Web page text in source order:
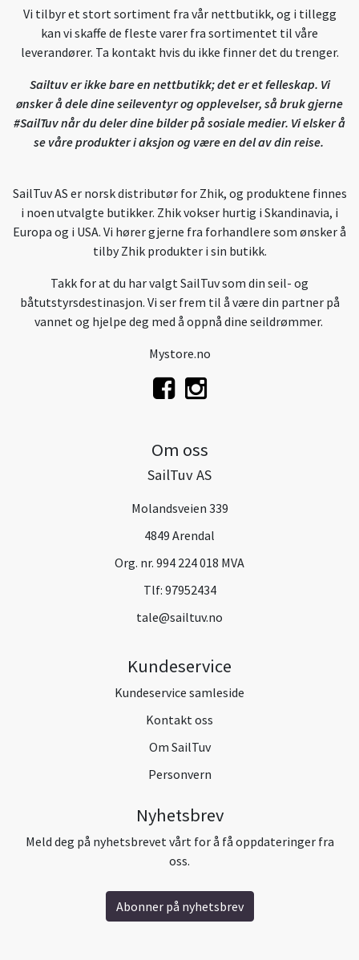
Vi tilbyr et stort sortiment fra vår nettbutikk, og i tillegg
kan vi skaffe de fleste varer fra sortimentet til våre
leverandører. Ta kontakt hvis du ikke finner det du trenger.
Sailtuv er ikke bare en nettbutikk; det er et felleskap. Vi
ønsker å dele dine seileventyr og opplevelser, så bruk gjerne
#SailTuv når du deler dine bilder på sosiale medier. Vi elsker å
se våre produkter i aksjon og være en del av din reise.
SailTuv AS er norsk distributør for Zhik, og produktene finnes
i noen utvalgte butikker. Zhik vokser hurtig i Skandinavia, i
Europa og i USA. Vi hører gjerne fra forhandlere som ønsker å
tilby Zhik produkter i sin butikk.
Takk for at du har valgt SailTuv som din seil- og
båtutstyrsdestinasjon. Vi ser frem til å være din partner på
vannet og hjelpe deg med å oppnå dine seildrømmer.
Mystore.no
Om oss
SailTuv AS
Molandsveien 339
4849 Arendal
Org. nr. 994 224 018 MVA
Tlf: 97952434
tale@sailtuv.no
Kundeservice
Kundeservice samleside
Kontakt oss
Om SailTuv
Personvern
Nyhetsbrev
Meld deg på nyhetsbrevet vårt for å få oppdateringer fra
oss.
Abonner på nyhetsbrev